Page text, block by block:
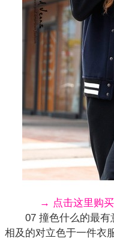
→ 点击这里购
07 撞色什么的最有
相及的对立色于一件衣